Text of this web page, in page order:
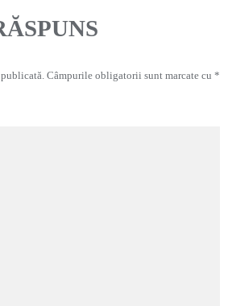
Câmpurile obligatorii sunt marcate cu *